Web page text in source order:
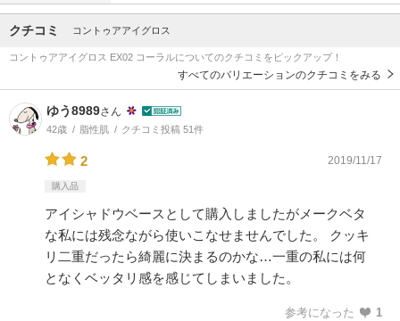
クチコミ コントゥアアイグロス
コントゥアアイグロス EX02 コーラルについてのクチコミをピックアップ！
すべてのバリエーションのクチコミをみる
ゆう8989さん
42歳 脂性肌 クチコミ投稿 51件
2 2019/11/17
購入品
アイシャドウベースとして購入しましたがメークベタ
な私には残念ながら使いこなせませんでした。 クッキ
リ二重だったら綺麗に決まるのかな…一重の私には何
となくベッタリ感を感じてしまいました。
参考になった 1